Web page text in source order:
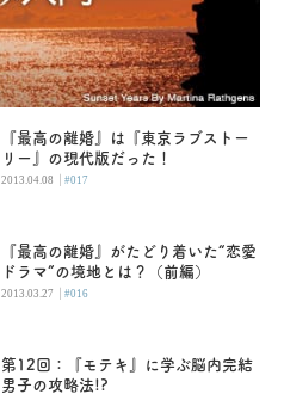
『最高の離婚』は『東京ラブストー
リー』の現代版だった！
2013.04.08 |#017
『最高の離婚』がたどり着いた“恋愛
ドラマ”の境地とは？（前編）
2013.03.27 |#016
第12回：『モテキ』に学ぶ脳内完結
男子の攻略法!?